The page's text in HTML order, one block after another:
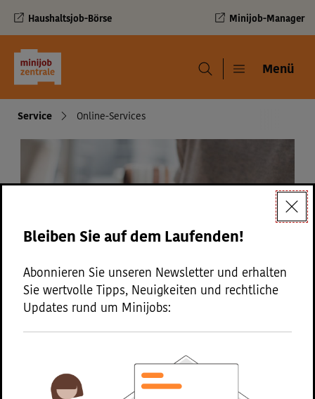
Haushaltsjob-Börse Minijob-Manager
Navigation und Service
Menü Menü
Navigationspfad
Service Online-Services
Online-Services
Bleiben Sie auf dem Laufenden!
Abonnieren Sie unseren Newsletter und erhalten
Sie wertvolle Tipps, Neuigkeiten und rechtliche
Updates rund um Minijobs: